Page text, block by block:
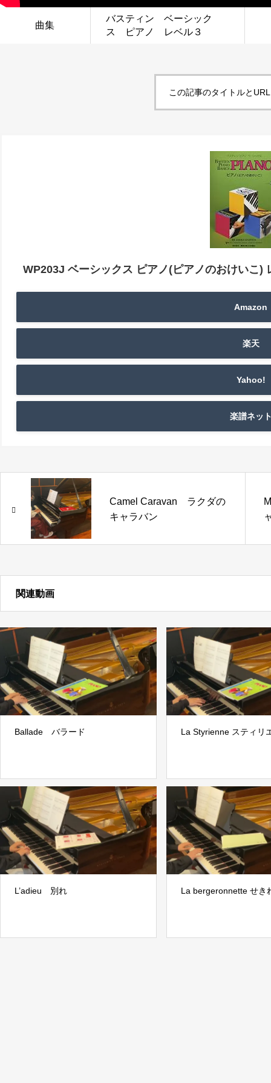
曲集
バスティン ベーシック
ス ピアノ レベル３
この記事のタイトルと
WP203J ベーシックス ピアノ(ピアノのおけいこ)
Amazon
楽天
Yahoo!
楽譜ネッ
Camel Caravan ラクダの
キャラバン
関連動画
Ballade バラード La Styrienne スティリ
L’adieu 別れ La bergeronnette せき